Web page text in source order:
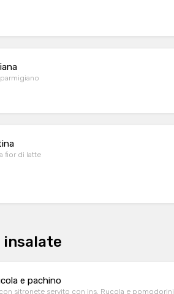
fior di latte
e pachino
Polpo lessato condito con sitronete servito con ins. Rucola e pomodorini